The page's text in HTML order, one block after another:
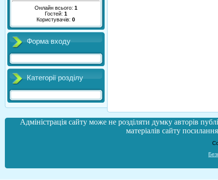
Онлайн всього: 1
Гостей: 1
Користувачів:0
Форма входу
Категорії розділу
Адміністрація сайту може не розділяти думку авторів
матеріалів сайту